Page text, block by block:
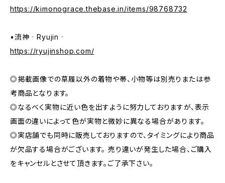
https://kimonograce.thebase.in/items/98768732
•流神‐Ryujin‐
https://ryujinshop.com/
◎掲載画像での草履以外の着物や帯、小物等は別売りまたは参
考商品となります。
◎なるべく実物に近い色を出すように努力しておりますが、表示
画面の違いによって色が実物と微妙に異なる場合があります。
◎実店舗でも同時に販売しておりますので、タイミングにより商品
が欠品する場合がございます。 売り違いが発生した場合、ご購入
をキャンセルとさせて頂きます。ご了承下さい。